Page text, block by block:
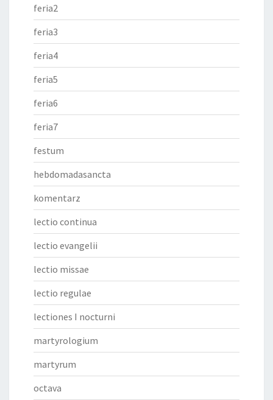
feria2
feria3
feria4
feria5
feria6
feria7
festum
hebdomadasancta
komentarz
lectio continua
lectio evangelii
lectio missae
lectio regulae
lectiones I nocturni
martyrologium
martyrum
octava